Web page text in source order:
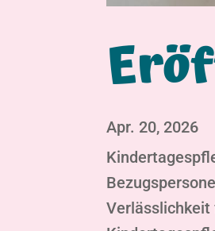
Apr. 20, 2026
Verlässlichkeit